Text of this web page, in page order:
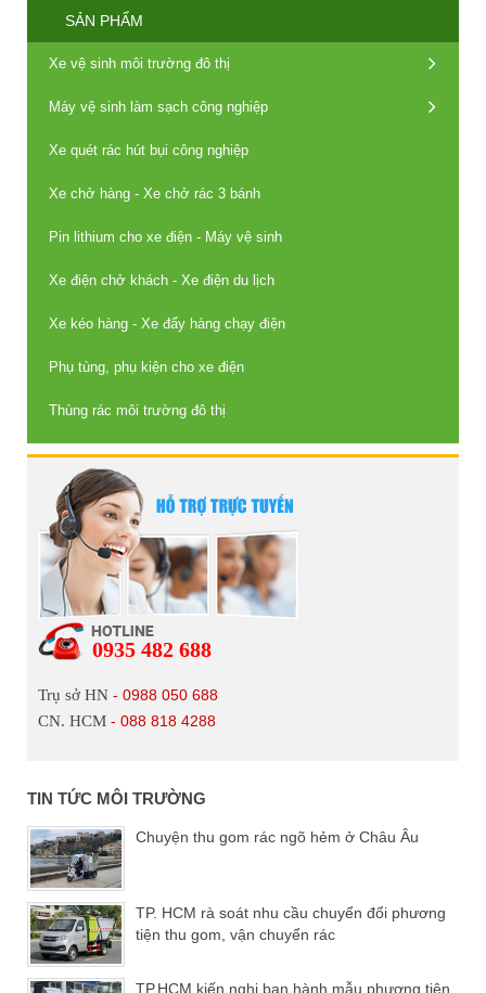
SẢN PHẨM
Xe vệ sinh môi trường đô thị
Máy vệ sinh làm sạch công nghiệp
Xe quét rác hút bụi công nghiệp
Xe chở hàng - Xe chở rác 3 bánh
Pin lithium cho xe điện - Máy vệ sinh
Xe điện chở khách - Xe điện du lịch
Xe kéo hàng - Xe đẩy hàng chạy điện
Phụ tùng, phụ kiện cho xe điện
Thùng rác môi trường đô thị
0935 482 688
Trụ sở HN - 0988 050 688
CN. HCM - 088 818 4288
TIN TỨC MÔI TRƯỜNG
Chuyện thu gom rác ngõ hẻm ở Châu Âu
TP. HCM rà soát nhu cầu chuyển đổi phương
tiện thu gom, vận chuyển rác
TP.HCM kiến nghị ban hành mẫu phương tiện